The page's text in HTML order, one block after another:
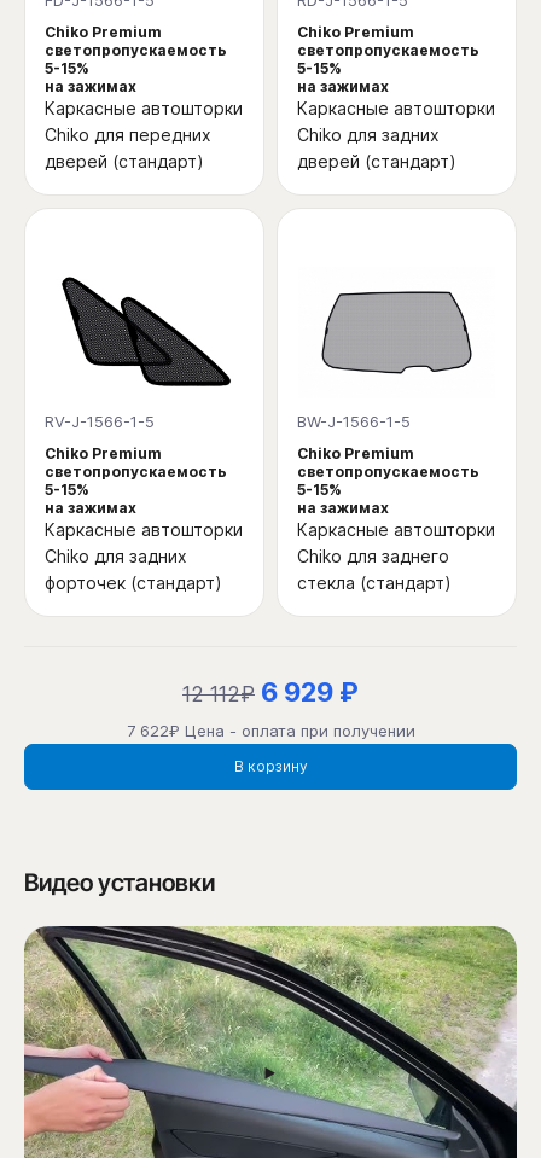
Chiko Premium
светопропускаемость
5-15%
на зажимах
Каркасные автошторки
Chiko для передних
дверей (стандарт)
Chiko Premium
светопропускаемость
5-15%
на зажимах
Каркасные автошторки
Chiko для задних
дверей (стандарт)
RV-J-1566-1-5
Chiko Premium
светопропускаемость
5-15%
на зажимах
Каркасные автошторки
Chiko для задних
форточек (стандарт)
BW-J-1566-1-5
Chiko Premium
светопропускаемость
5-15%
на зажимах
Каркасные автошторки
Chiko для заднего
стекла (стандарт)
12 112₽ 6 929 ₽
7 622₽ Цена - оплата при получении
В корзину
Видео установки